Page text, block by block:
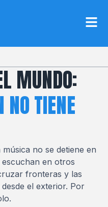
MUNDO:
NO TIENE
no se detiene en
escuchan en otros
fronteras y las
el exterior. Por